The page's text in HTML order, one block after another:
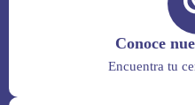
Conoce
Encuentra tu